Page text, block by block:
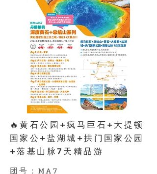
🔥黄石公园+疯马巨石+大提顿
国家公+盐湖城+拱门国家公园
+落基山脉7天精品游
团号：MA7